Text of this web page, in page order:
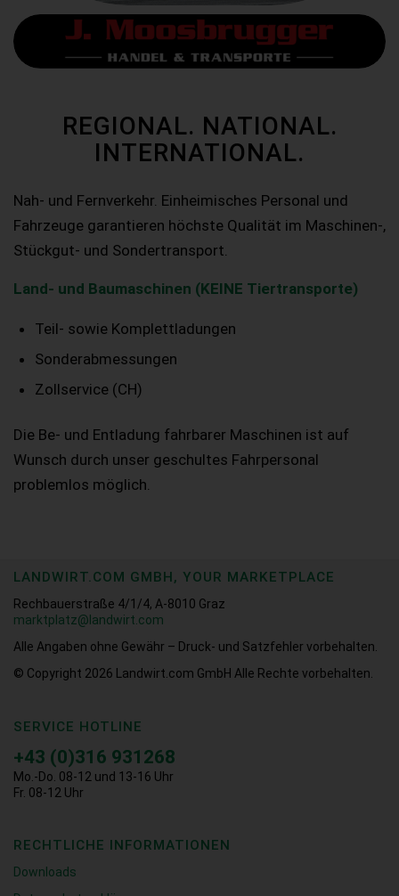
REGIONAL. NATIONAL.
INTERNATIONAL.
Nah- und Fernverkehr. Einheimisches Personal und
Fahrzeuge garantieren höchste Qualität im Maschinen-,
Stückgut- und Sondertransport.
Land- und Baumaschinen (KEINE Tiertransporte)
Teil- sowie Komplettladungen
Sonderabmessungen
Zollservice (CH)
Die Be- und Entladung fahrbarer Maschinen ist auf
Wunsch durch unser geschultes Fahrpersonal
problemlos möglich.
LANDWIRT.COM GMBH, YOUR MARKETPLACE
Rechbauerstraße 4/1/4, A-8010 Graz
marktplatz@landwirt.com
Alle Angaben ohne Gewähr – Druck- und Satzfehler vorbehalten.
© Copyright 2026
Landwirt.com GmbH Alle Rechte vorbehalten.
SERVICE HOTLINE
+43 (0)316 931268
Mo.-Do. 08-12 und 13-16 Uhr
Fr. 08-12 Uhr
RECHTLICHE INFORMATIONEN
Downloads